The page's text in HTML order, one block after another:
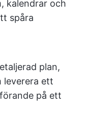
kalendrar och
spåra
plan,
leverera ett
på ett